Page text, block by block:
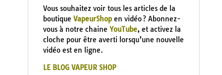
Vous souhaitez voir tous les articles de la
boutique VapeurShopen vidéo ? Abonnez-
vous à notre chaine YouTube, et activez la
cloche pour être averti lorsqu’une nouvelle
vidéo est en ligne.
LE BLOG VAPEUR SHOP